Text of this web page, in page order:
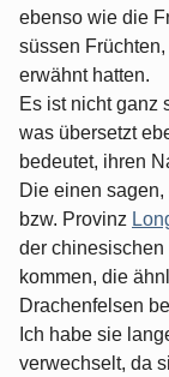
ebenso wie die
süssen
erwähnt hatten.
Es ist nicht ganz
was übersetzt
bedeutet, ihren
Die einen
bzw. Provinz
der chinesischen
kommen, die
Drachenfelsen
Ich habe sie
verwechselt, da